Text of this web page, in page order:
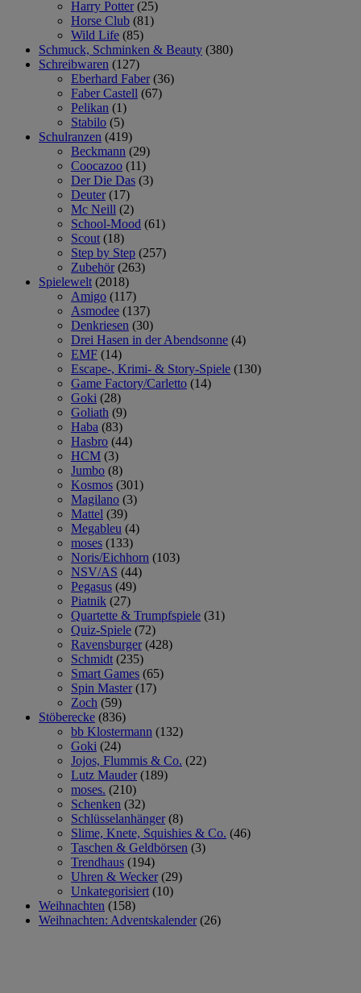
Harry Potter (25)
Horse Club (81)
Wild Life (85)
Schmuck, Schminken & Beauty (380)
Schreibwaren (127)
Eberhard Faber (36)
Faber Castell (67)
Pelikan (1)
Stabilo (5)
Schulranzen (419)
Beckmann (29)
Coocazoo (11)
Der Die Das (3)
Deuter (17)
Mc Neill (2)
School-Mood (61)
Scout (18)
Step by Step (257)
Zubehör (263)
Spielewelt (2018)
Amigo (117)
Asmodee (137)
Denkriesen (30)
Drei Hasen in der Abendsonne (4)
EMF (14)
Escape-, Krimi- & Story-Spiele (130)
Game Factory/Carletto (14)
Goki (28)
Goliath (9)
Haba (83)
Hasbro (44)
HCM (3)
Jumbo (8)
Kosmos (301)
Magilano (3)
Mattel (39)
Megableu (4)
moses (133)
Noris/Eichhorn (103)
NSV/AS (44)
Pegasus (49)
Piatnik (27)
Quartette & Trumpfspiele (31)
Quiz-Spiele (72)
Ravensburger (428)
Schmidt (235)
Smart Games (65)
Spin Master (17)
Zoch (59)
Stöberecke (836)
bb Klostermann (132)
Goki (24)
Jojos, Flummis & Co. (22)
Lutz Mauder (189)
moses. (210)
Schenken (32)
Schlüsselanhänger (8)
Slime, Knete, Squishies & Co. (46)
Taschen & Geldbörsen (3)
Trendhaus (194)
Uhren & Wecker (29)
Unkategorisiert (10)
Weihnachten (158)
Weihnachten: Adventskalender (26)